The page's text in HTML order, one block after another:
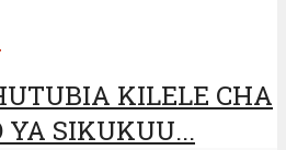
KILELE CHA
SIKUKUU...